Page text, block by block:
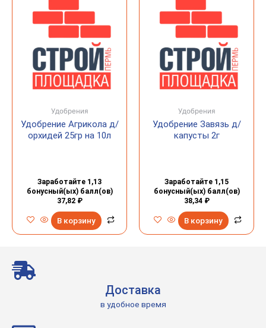
Удобрения
Удобрение Агрикола д/
орхидей 25гр на 10л
Заработайте 1,13
бонусный(ых) балл(ов)
37,82 ₽
В корзину
Удобрения
Удобрение Завязь д/
капусты 2г
Заработайте 1,15
бонусный(ых) балл(ов)
38,34 ₽
В корзину
Доставка
в удобное время